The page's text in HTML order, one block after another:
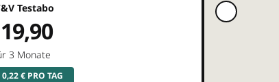
Testabo
19,90
3 Monate
€ PRO TAG